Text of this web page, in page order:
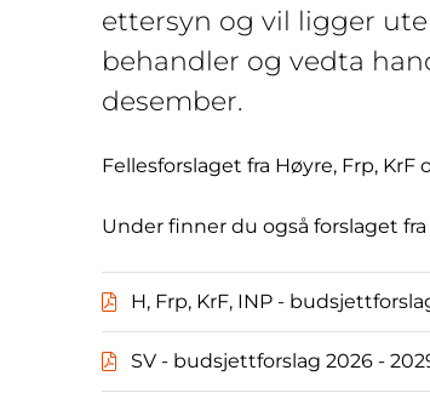
ettersyn og vil ligger
behandler og vedta
desember.
Fellesforslaget fra Høyre, Frp,
Under finner du også forslaget
H, Frp, KrF, INP -
SV - budsjettforslag 2026 -